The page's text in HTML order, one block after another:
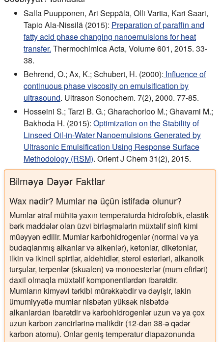
Salla Puupponen, Ari Seppälä, Olli Vartia, Kari Saari,
Tapio Ala-Nissilä (2015): Preparation of paraffin and
fatty acid phase changing nanoemulsions for heat
transfer. Thermochimica Acta, Volume 601, 2015. 33-
38.
Behrend, O.; Ax, K.; Schubert, H. (2000): Influence of
continuous phase viscosity on emulsification by
ultrasound. Ultrason Sonochem. 7(2), 2000. 77-85.
Hosseini S.; Tarzi B. G.; Gharachorloo M.; Ghavami M.;
Bakhoda H. (2015): Optimization on the Stability of
Linseed Oil-in-Water Nanoemulsions Generated by
Ultrasonic Emulsification Using Response Surface
Methodology (RSM). Orient J Chem 31(2), 2015.
Bilməyə Dəyər Faktlar
Wax nədir? Mumlar nə üçün istifadə olunur?
Mumlar ətraf mühitə yaxın temperaturda hidrofobik, elastik
bərk maddələr olan üzvi birləşmələrin müxtəlif sinfi kimi
müəyyən edilir. Mumlar karbohidrogenlər (normal və ya
budaqlanmış alkanlar və alkenlər), ketonlar, diketonlar,
ilkin və ikincil spirtlər, aldehidlər, sterol esterləri, alkanoik
turşular, terpenlər (skualen) və monoesterlər (mum efirləri)
daxil olmaqla müxtəlif komponentlərdən ibarətdir.
Mumların kimyəvi tərkibi mürəkkəbdir və dəyişir, lakin
ümumiyyətlə mumlar nisbətən yüksək nisbətdə
alkanlardan ibarətdir və karbohidrogenlər uzun və ya çox
uzun karbon zəncirlərinə malikdir (12-dən 38-ə qədər
karbon atomu). Onlar geniş temperatur diapazonunda